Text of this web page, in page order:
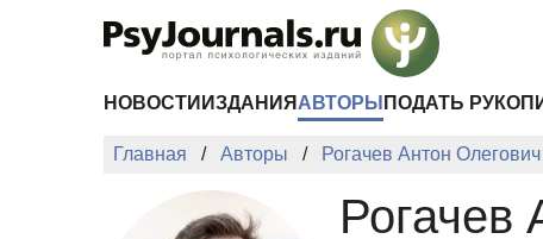
НОВОСТИ ИЗДАНИЯ АВТОРЫ ПОДАТЬ
Главная Авторы Рогачев Антон Олегович
Рогачев